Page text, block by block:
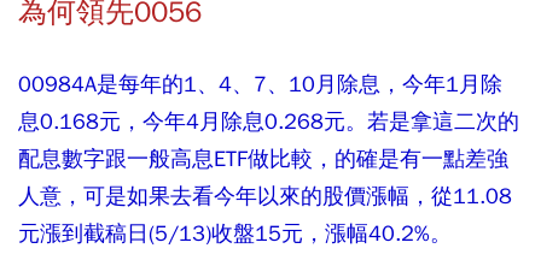
為何領先0056
00984A是每年的1、4、7、10月除息，今年1月除
息0.168元，今年4月除息0.268元。若是拿這二次的
配息數字跟一般高息ETF做比較，的確是有一點差強
人意，可是如果去看今年以來的股價漲幅，從11.08
元漲到截稿日(5/13)收盤15元，漲幅40.2%。